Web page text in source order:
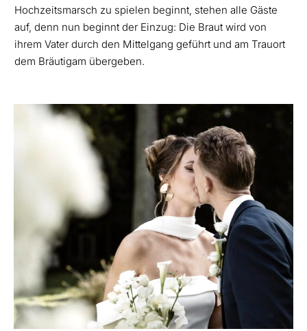
Hochzeitsmarsch zu spielen beginnt, stehen alle Gäste
auf, denn nun beginnt der Einzug: Die Braut wird von
ihrem Vater durch den Mittelgang geführt und am Trauort
dem Bräutigam übergeben.